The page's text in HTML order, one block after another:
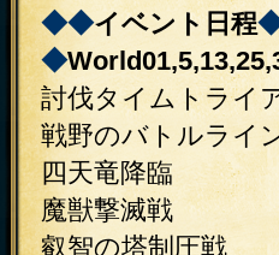
◆◆イベント日程
◆
討伐タイムトラ
戦野のバトルラ
四天竜降臨
魔獣撃滅戦
叡智の塔制圧